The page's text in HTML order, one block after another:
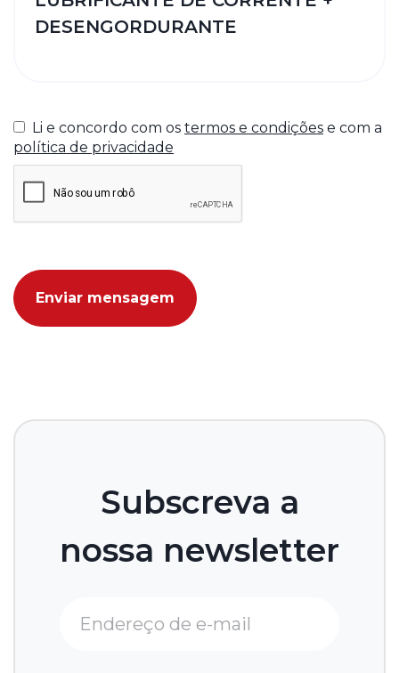
Li e concordo com os termos e condições e com a
política de privacidade
Enviar mensagem
Subscreva a
nossa newsletter